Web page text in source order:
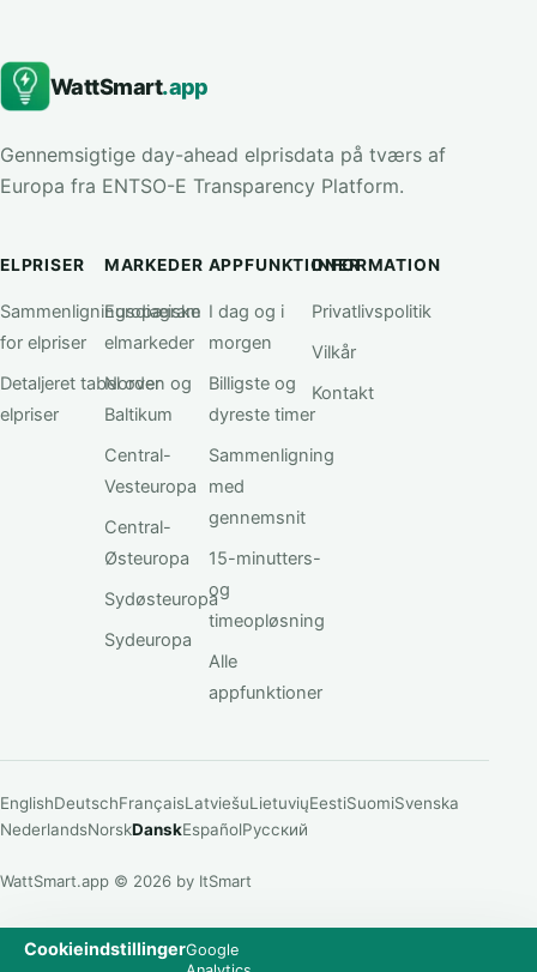
CookieindstillingerGoogle
WattSmart.app
Gennemsigtige day-ahead elprisdata på tværs af
Europa fra ENTSO-E Transparency Platform.
ELPRISER
Sammenligningsdiagram
for elpriser
Detaljeret tabel over
elpriser
MARKEDER
Europæiske
elmarkeder
Norden og
Baltikum
Central-
Vesteuropa
Central-
Østeuropa
Sydøsteuropa
Sydeuropa
APPFUNKTIONER
I dag og i
morgen
Billigste og
dyreste timer
Sammenligning
med
gennemsnit
15-minutters-
og
timeopløsning
Alle
appfunktioner
INFORMATION
Privatlivspolitik
Vilkår
Kontakt
EnglishDeutschFrançaisLatviešuLietuviųEestiSuomiSvenska
NederlandsNorskDanskEspañolРусский
WattSmart.app © 2026 by ItSmart